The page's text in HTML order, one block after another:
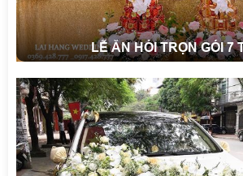
LỄ ĂN HỎI TRỌN GÓI 7